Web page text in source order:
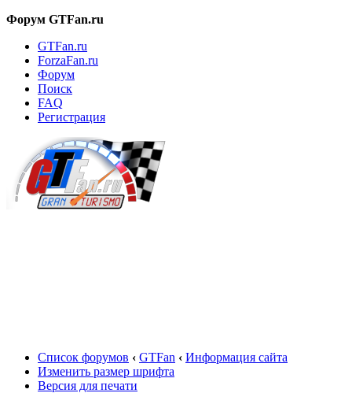
Форум GTFan.ru
GTFan.ru
ForzaFan.ru
Форум
Поиск
FAQ
Регистрация
Список форумов ‹ GTFan ‹ Информация сайта
Изменить размер шрифта
Версия для печати